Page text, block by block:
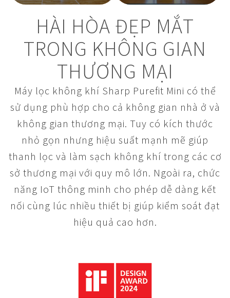
HÀI HÒA ĐẸP MẮT
TRONG KHÔNG GIAN
THƯƠNG MẠI
Máy lọc không khí Sharp Purefit Mini có thể
sử dụng phù hợp cho cả không gian nhà ở và
không gian thương mại. Tuy có kích thước
nhỏ gọn nhưng hiệu suất mạnh mẽ giúp
thanh lọc và làm sạch không khí trong các cơ
sở thương mại với quy mô lớn. Ngoài ra, chức
năng IoT thông minh cho phép dễ dàng kết
nối cùng lúc nhiều thiết bị giúp kiểm soát đạt
hiệu quả cao hơn.